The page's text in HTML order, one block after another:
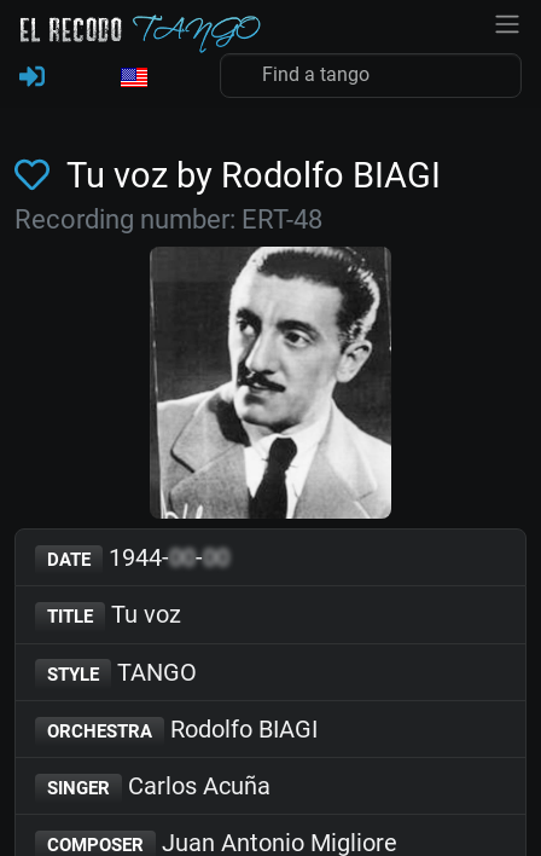
Tu voz by Rodolfo BIAGI
Recording number: ERT-48
DATE 1944-00-00
TITLE Tu voz
STYLE TANGO
ORCHESTRA Rodolfo BIAGI
SINGER Carlos Acuña
COMPOSER Juan Antonio Migliore